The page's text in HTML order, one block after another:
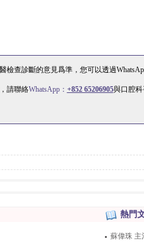
檢查診斷的意見爲準，您可以透過
請聯絡WhatsApp： +852 65206905與口腔
熱門
蘇偉珠 主